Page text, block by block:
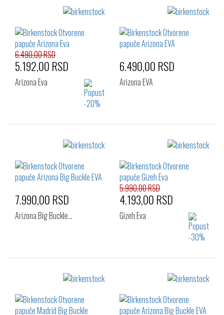
Izaberi željeni broj: Izaberi željeni broj:
39
40 41
Izaberi željeni broj:
39
40 41
6.490,00 RSD
5.192,00 RSD
Arizona Eva
Izaberi željeni broj:
39
40 41
6.490,00 RSD
Arizona EVA
Izaberi željeni broj:
37
39
40
41
7.990,00 RSD
Arizona Big Buckle…
Izaberi željeni broj:
5.990,00 RSD
4.193,00 RSD
Gizeh Eva